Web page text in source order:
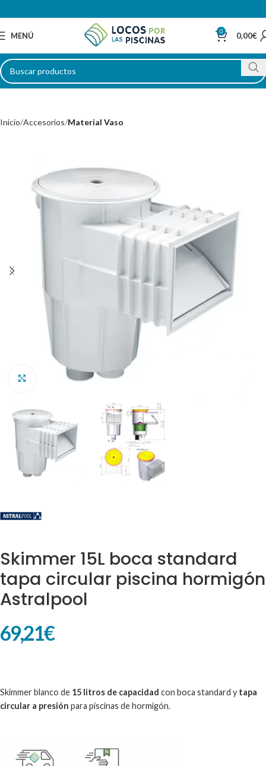
MENÚ 0 0,00€
Inicio Accesorios Material Vaso
Clic para ampliar
Skimmer 15L boca standard
tapa circular piscina hormigón
Astralpool
69,21€
Skimmer blanco de 15 litros de capacidad con boca standard y tapa
circular a presión para piscinas de hormigón.